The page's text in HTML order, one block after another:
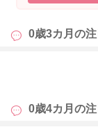
ってみてください
0歳3カ月の
0歳4カ月の